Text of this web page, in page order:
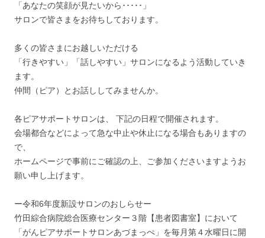
「あなたの笑顔が見たいから･････」
サロンで皆さまをお待ちしております。
多くの皆さまにお越しいただける
「行きやすい」「話しやすい」サロンになるよう活動していき
ます。
仲間（ピア）とお話ししてみませんか。
各ピアサポートサロンは、 下記の日程で開催されます。
会場都合などによって急な中止や休止になる場合もありますの
で、
ホームページで事前にご確認の上、ご参加くださいますようお
願い申し上げます。
ー令和6年度新設サロンのおしらせー
竹田綜合病院総合医療センター３階【患者図書室】において
「がんピアサポートサロンあづまっぺ」を毎月第４水曜日に開